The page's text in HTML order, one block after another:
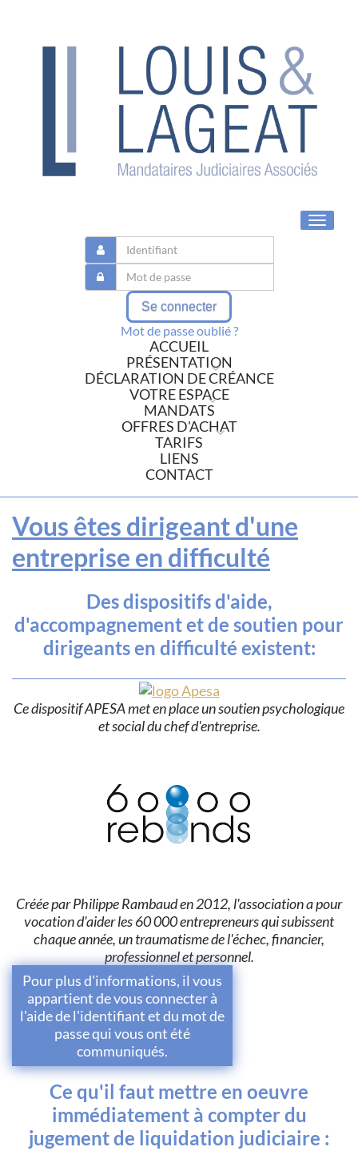
Toggle
Se connecter
Mot de passe oublié ?
ACCUEIL
PRÉSENTATION
DÉCLARATION DE CRÉANCE
VOTRE ESPACE
MANDATS
OFFRES D'ACHAT
TARIFS
LIENS
CONTACT
Vous êtes dirigeant d'une
entreprise en difficulté
Des dispositifs d'aide,
d'accompagnement et de soutien pour
dirigeants en difficulté existent:
Ce dispositif APESA met en place un soutien psychologique
et social du chef d'entreprise.
Créée par Philippe Rambaud en 2012, l'association a pour
vocation d'aider les 60 000 entrepreneurs qui subissent
chaque année, un traumatisme de l'échec, financier,
professionnel et personnel.
Pour plus d'informations, il vous
appartient de vous connecter à
l'aide de l'identifiant et du mot de
passe qui vous ont été
communiqués.
Ce qu'il faut mettre en oeuvre
immédiatement à compter du
jugement de liquidation judiciaire :